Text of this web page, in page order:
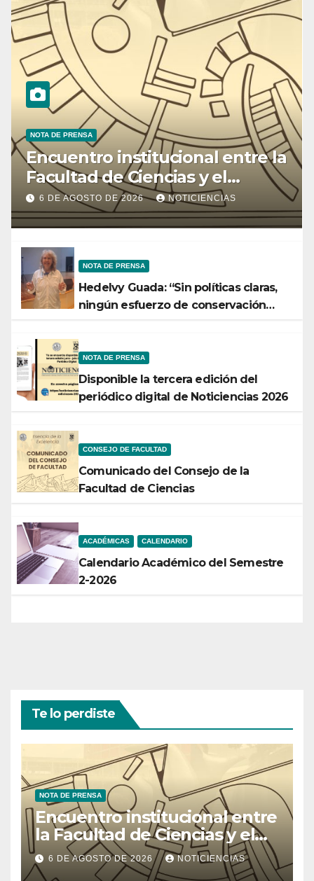
NOTA DE PRENSA
Encuentro institucional entre la
Facultad de Ciencias y el
Ministerio de Ciencia y
Tecnología
6 DE AGOSTO DE 2026 NOTICIENCIAS
NOTA DE PRENSA
Hedelvy Guada: “Sin políticas claras,
ningún esfuerzo de conservación
NOTA DE PRENSA
Disponible la tercera edición del
periódico digital de Noticiencias 2026
CONSEJO DE FACULTAD
Comunicado del Consejo de la
Facultad de Ciencias
ACADÉMICAS CALENDARIO
Calendario Académico del Semestre
2-2026
Te lo perdiste
NOTA DE PRENSA
Encuentro institucional entre
la Facultad de Ciencias y el
Ministerio de Ciencia y
Tecnología
6 DE AGOSTO DE 2026 NOTICIENCIAS